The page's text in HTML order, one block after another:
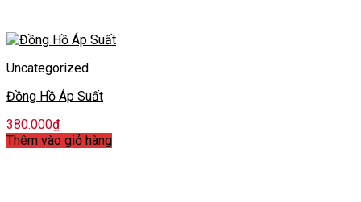
Uncategorized
Đồng Hồ Áp Suất
380.000₫
Thêm vào giỏ hàng